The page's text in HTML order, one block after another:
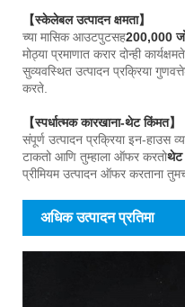
【स्केलेबल उत्पादन क्षमता】
च्या मासिक आउटपुटसह200,000
मोठ्या प्रमाणात करार दोन्ही
सुव्यवस्थित उत्पादन प्रक्रिया
करते.
【स्पर्धात्मक कारखाना-थेट किंमत】
संपूर्ण उत्पादन प्रक्रिया इन-हाउस
टाकतो आणि तुम्हाला ऑफर करतोथेट
प्रीमियम उत्पादन ऑफर करताना
अधिक उत्पादन प्रतिमा